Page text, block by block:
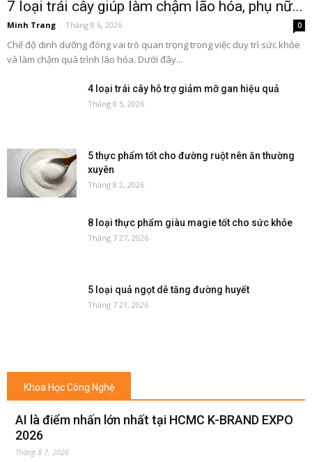
7 loại trái cây giúp làm chậm lão hóa, phụ nữ...
Minh Trang - Tháng 8 6, 2026 0
Chế độ dinh dưỡng đóng vai trò quan trọng trong việc duy trì sức khỏe
và làm chậm quá trình lão hóa. Dưới đây...
4 loại trái cây hỗ trợ giảm mỡ gan hiệu quả
Tháng 8 5, 2026
5 thực phẩm tốt cho đường ruột nên ăn thường
xuyên
Tháng 8 2, 2026
8 loại thực phẩm giàu magie tốt cho sức khỏe
Tháng 7 27, 2026
5 loại quả ngọt dễ tăng đường huyết
Tháng 7 21, 2026
Khoa Học Công Nghệ
AI là điểm nhấn lớn nhất tại HCMC K-BRAND EXPO
2026
Tháng 8 7, 2026